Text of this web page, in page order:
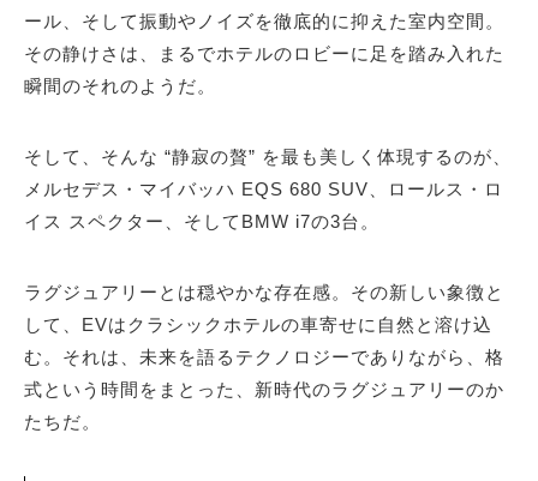
ール、そして振動やノイズを徹底的に抑えた室内空間。
その静けさは、まるでホテルのロビーに足を踏み入れた
瞬間のそれのようだ。
そして、そんな “静寂の贅” を最も美しく体現するのが、
メルセデス・マイバッハ EQS 680 SUV、ロールス・ロ
イス スペクター、そしてBMW i7の3台。
ラグジュアリーとは穏やかな存在感。その新しい象徴と
して、EVはクラシックホテルの車寄せに自然と溶け込
む。それは、未来を語るテクノロジーでありながら、格
式という時間をまとった、新時代のラグジュアリーのか
たちだ。